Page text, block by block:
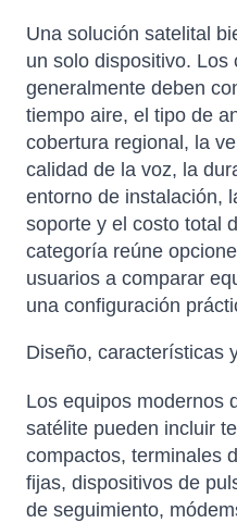
Una solución satelital
un solo dispositivo. Los
generalmente deben
tiempo aire, el tipo de
cobertura regional, la
calidad de la voz, la
entorno de instalación,
soporte y el costo total
categoría reúne
usuarios a comparar
una configuración
Diseño, características
Los equipos modernos
satélite pueden incluir
compactos, terminales
fijas, dispositivos de
de seguimiento,